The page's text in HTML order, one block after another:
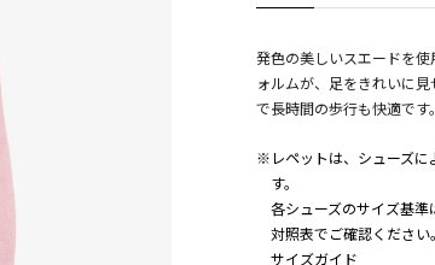
発色の美しいスエードを
ォルムが、足をきれいに
で長時間の歩行も快適です。
※レペットは、シューズに
す。
各シューズのサイズ基
対照表でご確認ください。
サイズガイド